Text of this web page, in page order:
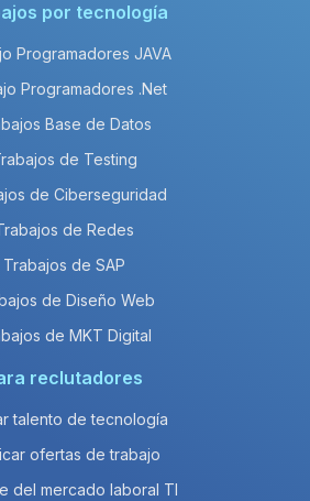
por tecnología
Programadores JAVA
Programadores .Net
Base de Datos
de Testing
de Ciberseguridad
de Redes
Trabajos de SAP
de Diseño Web
de MKT Digital
reclutadores
talento de tecnología
ofertas de trabajo
del mercado laboral TI